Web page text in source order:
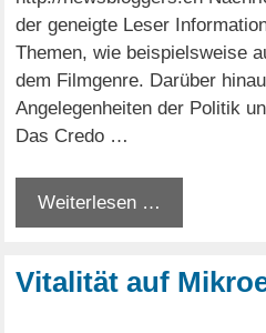
der geneigte Leser
Themen, wie beispielsweise
dem Filmgenre. Darüber
Angelegenheiten der Politik
Das Credo …
Weiterlesen …
Vitalität auf